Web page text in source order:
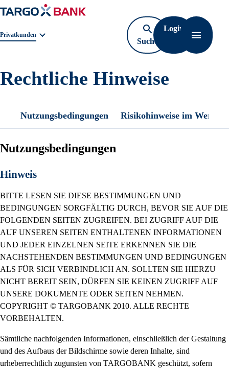
Geschäftsbereichnavigation. Aktuelle Auswahl:
Privatkunden
Suche
öffnen
Login
Rechtliche Hinweise
Nutzungsbedingungen Risikohinweise im
Nutzungsbedingungen
Hinweis
BITTE LESEN SIE DIESE BESTIMMUNGEN UND
BEDINGUNGEN SORGFÄLTIG DURCH, BEVOR SIE AUF DIE
FOLGENDEN SEITEN ZUGREIFEN. BEI ZUGRIFF AUF DIE
AUF UNSEREN SEITEN ENTHALTENEN INFORMATIONEN
UND JEDER EINZELNEN SEITE ERKENNEN SIE DIE
NACHSTEHENDEN BESTIMMUNGEN UND BEDINGUNGEN
ALS FÜR SICH VERBINDLICH AN. SOLLTEN SIE HIERZU
NICHT BEREIT SEIN, DÜRFEN SIE KEINEN ZUGRIFF AUF
UNSERE DOKUMENTE ODER SEITEN NEHMEN.
COPYRIGHT © TARGOBANK 2010. ALLE RECHTE
VORBEHALTEN.
Sämtliche nachfolgenden Informationen, einschließlich der Gestaltung
und des Aufbaus der Bildschirme sowie deren Inhalte, sind
urheberrechtlich zugunsten von TARGOBANK geschützt, sofern